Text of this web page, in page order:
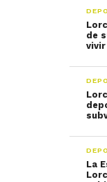
de
La